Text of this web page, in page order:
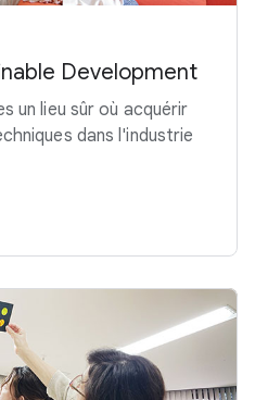
Development
un lieu sûr où acquérir
dans l'industrie